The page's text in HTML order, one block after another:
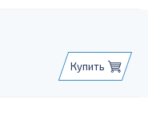
Купить